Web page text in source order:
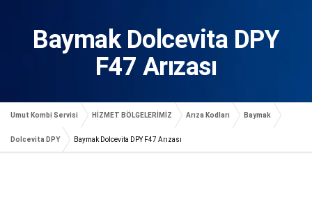
Baymak Dolcevita DPY
F47 Arızası
Umut Kombi Servisi HİZMET BÖLGELERİMİZ Arıza Kodları Baymak
Dolcevita DPY Baymak Dolcevita DPY F47 Arızası